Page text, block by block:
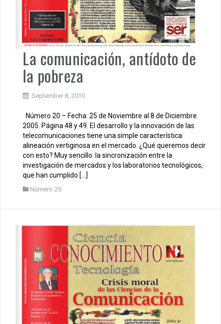
La comunicación, antídoto de
la pobreza
September 8, 2010
Número 20 – Fecha: 25 de Noviembre al 8 de Diciembre
2005. Página 48 y 49. El desarrollo y la innovación de las
telecomunicaciones tiene una simple característica:
alineación vertiginosa en el mercado. ¿Qué queremos decir
con esto? Muy sencillo: la sincronización entre la
investigación de mercados y los laboratorios tecnológicos,
que han cumplido […]
Número 20